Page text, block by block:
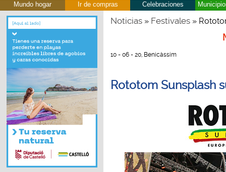
Mundo hogar Ir de compras Celebraciones
Noticias» Festivales»
10 - 06 - 20, Benicàssim
Rototom Sunsplash